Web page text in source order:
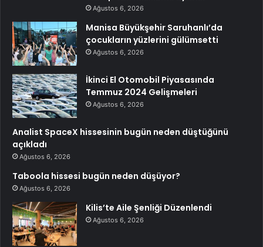
Ağustos 6, 2026
Manisa Büyükşehir Saruhanlı’da
çocukların yüzlerini gülümsetti
Ağustos 6, 2026
İkinci El Otomobil Piyasasında
Temmuz 2024 Gelişmeleri
Ağustos 6, 2026
Analist SpaceX hissesinin bugün neden düştüğünü
açıkladı
Ağustos 6, 2026
Taboola hissesi bugün neden düşüyor?
Ağustos 6, 2026
Kilis’te Aile Şenliği Düzenlendi
Ağustos 6, 2026